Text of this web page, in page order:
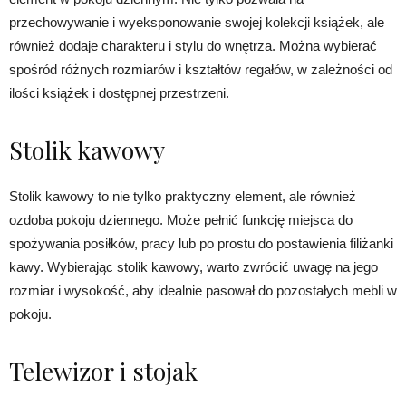
przechowywanie i wyeksponowanie swojej kolekcji książek, ale
również dodaje charakteru i stylu do wnętrza. Można wybierać
spośród różnych rozmiarów i kształtów regałów, w zależności od
ilości książek i dostępnej przestrzeni.
Stolik kawowy
Stolik kawowy to nie tylko praktyczny element, ale również
ozdoba pokoju dziennego. Może pełnić funkcję miejsca do
spożywania posiłków, pracy lub po prostu do postawienia filiżanki
kawy. Wybierając stolik kawowy, warto zwrócić uwagę na jego
rozmiar i wysokość, aby idealnie pasował do pozostałych mebli w
pokoju.
Telewizor i stojak